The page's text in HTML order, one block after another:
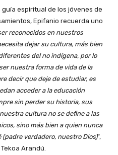
espiritual de los jóvenes de
Epifanio recuerda uno
reconocidos en nuestros
dejar su cultura, más bien
del no indígena, por lo
nuestra forma de vida de la
decir que deje de estudiar, es
acceder a la educación
sin perder su historia, sus
cultura no se define a las
sino más bien a quien nunca
verdadero, nuestro Dios)”,
Arandú.